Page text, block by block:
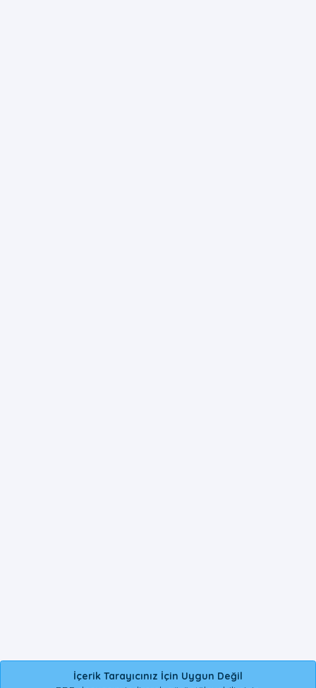
İçerik Tarayıcınız İçin Uygun Değil